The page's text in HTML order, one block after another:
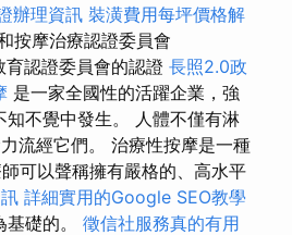
辦理資訊 裝潢費用每坪價格解
按摩治療認證委員會
認證委員會的認證 長照2.0政
是一家全國性的活躍企業，強
不覺中發生。 人體不僅有淋
流經它們。 治療性按摩是一種
可以聲稱擁有嚴格的、高水平
詳細實用的Google SEO教學
礎的。 徵信社服務真的有用